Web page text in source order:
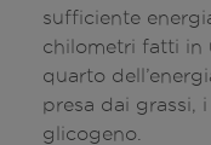
sufficiente
chilometri fatti in
quarto
presa dai grassi,
glicogeno.